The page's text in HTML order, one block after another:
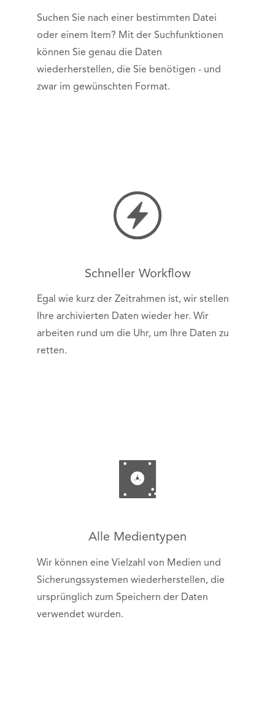
Suchen Sie nach einer bestimmten Datei
oder einem Item? Mit der Suchfunktionen
können Sie genau die Daten
wiederherstellen, die Sie benötigen - und
zwar im gewünschten Format.
Schneller Workflow
Egal wie kurz der Zeitrahmen ist, wir stellen
Ihre archivierten Daten wieder her. Wir
arbeiten rund um die Uhr, um Ihre Daten zu
retten.
Alle Medientypen
Wir können eine Vielzahl von Medien und
Sicherungssystemen wiederherstellen, die
ursprünglich zum Speichern der Daten
verwendet wurden.